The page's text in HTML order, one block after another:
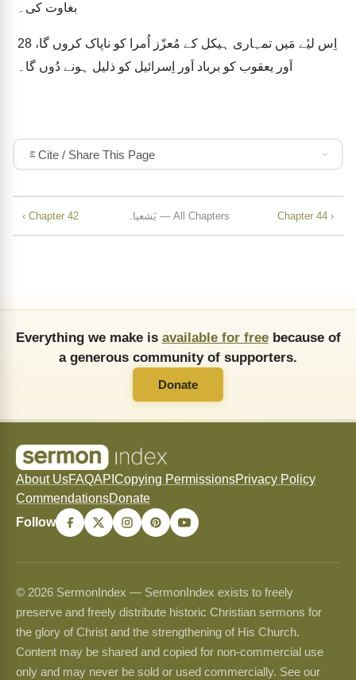
بغاوت کی۔
28
اَور یعقوب کو برباد اَور اِسرائیل کو ذلیل ہونے دُوں گا۔
Cite / Share This Page
‹ Chapter 42 یَشعیاہ — All Chapters Chapter 44 ›
Everything we make is available for freebecause of
a generous community of supporters.
Donate
About UsFAQAPI Copying PermissionsPrivacy Policy
CommendationsDonate
Follow
© 2026 SermonIndex — SermonIndex exists to freely
preserve and freely distribute historic Christian sermons for
the glory of Christ and the strengthening of His Church.
Content may be shared and copied for non-commercial use
only and may never be sold or used commercially. See our